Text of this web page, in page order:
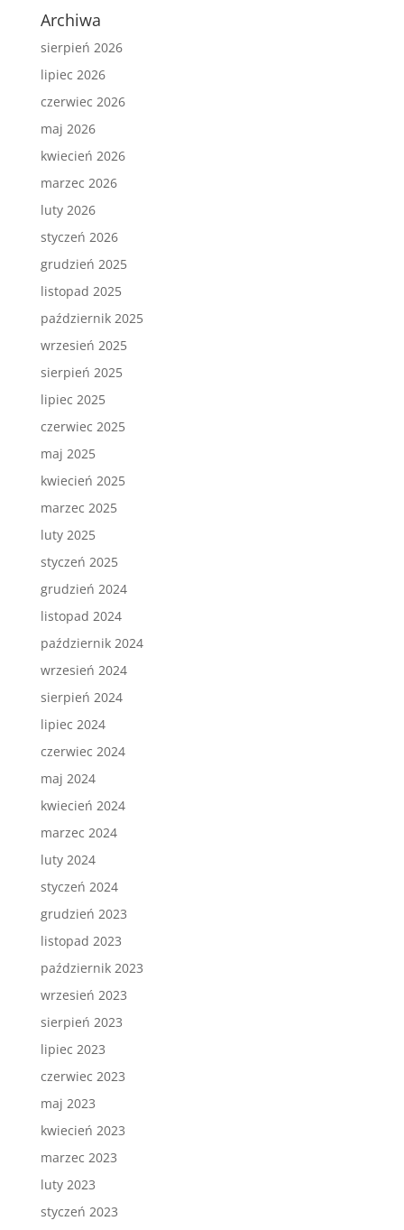
Archiwa
sierpień 2026
lipiec 2026
czerwiec 2026
maj 2026
kwiecień 2026
marzec 2026
luty 2026
styczeń 2026
grudzień 2025
listopad 2025
październik 2025
wrzesień 2025
sierpień 2025
lipiec 2025
czerwiec 2025
maj 2025
kwiecień 2025
marzec 2025
luty 2025
styczeń 2025
grudzień 2024
listopad 2024
październik 2024
wrzesień 2024
sierpień 2024
lipiec 2024
czerwiec 2024
maj 2024
kwiecień 2024
marzec 2024
luty 2024
styczeń 2024
grudzień 2023
listopad 2023
październik 2023
wrzesień 2023
sierpień 2023
lipiec 2023
czerwiec 2023
maj 2023
kwiecień 2023
marzec 2023
luty 2023
styczeń 2023